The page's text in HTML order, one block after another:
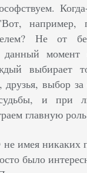
например,
Не от
момент
выбирает
друзья, выбор
и при
главную
имея никаких
было